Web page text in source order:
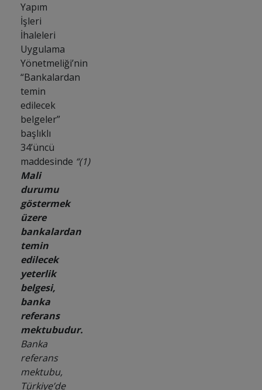
Yapım
İşleri
İhaleleri
Uygulama
Yönetmeliği’nin
“Bankalardan
temin
edilecek
belgeler”
başlıklı
34’üncü
maddesinde “(1)
Mali
durumu
göstermek
üzere
bankalardan
temin
edilecek
yeterlik
belgesi,
banka
referans
mektubudur.
Banka
referans
mektubu,
Türkiye’de